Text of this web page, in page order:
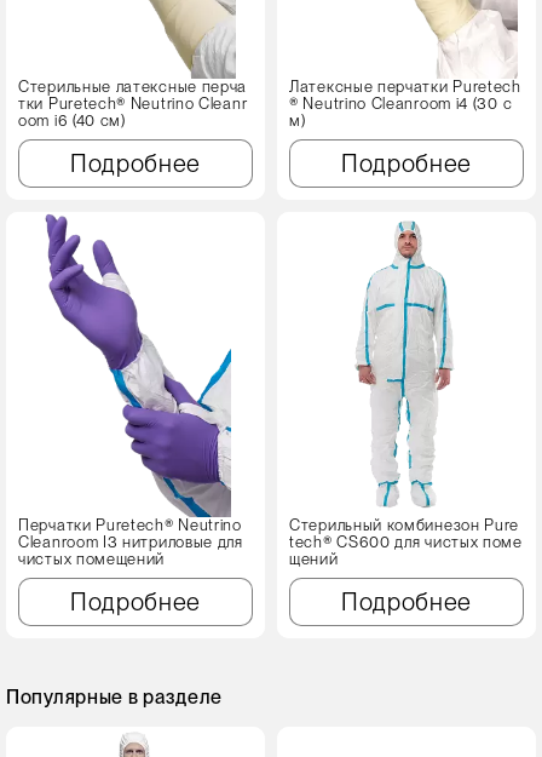
Стерильные латексные перча
тки Puretech® Neutrino Cleanr
oom i6 (40 см)
Подробнее
Латексные перчатки Puretech
® Neutrino Cleanroom i4 (30 с
м)
Подробнее
Перчатки Puretech® Neutrino
Cleanroom I3 нитриловые для
чистых помещений
Подробнее
Стерильный комбинезон Pure
tech® CS600 для чистых поме
щений
Подробнее
Популярные в разделе